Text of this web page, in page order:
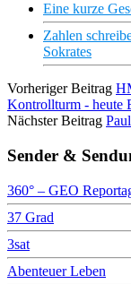
Eine kurze
Zahlen
Sokrates
Vorheriger Beitrag
Kontrollturm - heute
Nächster Beitrag
Sender &
360° – GEO
37 Grad
3sat
Abenteuer Leben